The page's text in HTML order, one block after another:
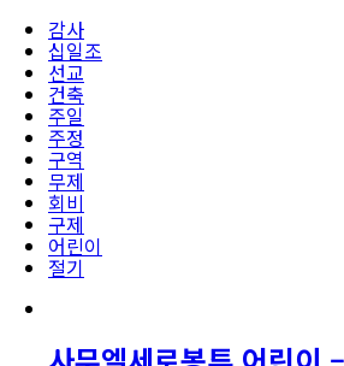
감사
십일조
선교
건축
주일
주정
구역
무제
회비
구제
어린이
절기